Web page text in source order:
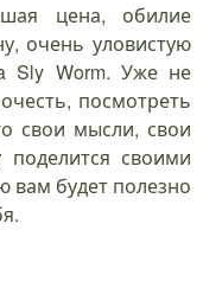
цена, обилие
очень уловистую
Sly Worm. Уже не
посмотреть
свои мысли, свои
своими
вам будет полезно
для себя.